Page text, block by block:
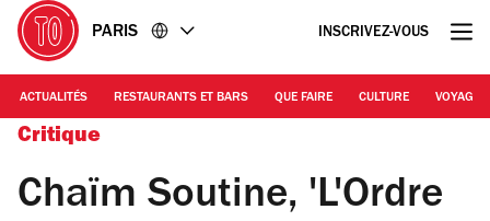
PARIS INSCRIVEZ-VOUS
ACTUALITÉS RESTAURANTS ET BARS QUE FAIRE CULTURE VOYAGE
Critique
Chaïm Soutine, 'L'Ordre